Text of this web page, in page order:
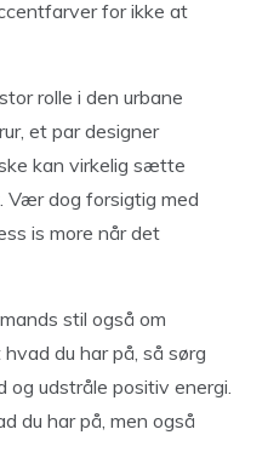
for ikke at
rolle i den urbane
et par designer
kan virkelig sætte
Vær dog forsigtig med
is more når det
stil også om
du har på, så sørg
udstråle positiv energi.
du har på, men også